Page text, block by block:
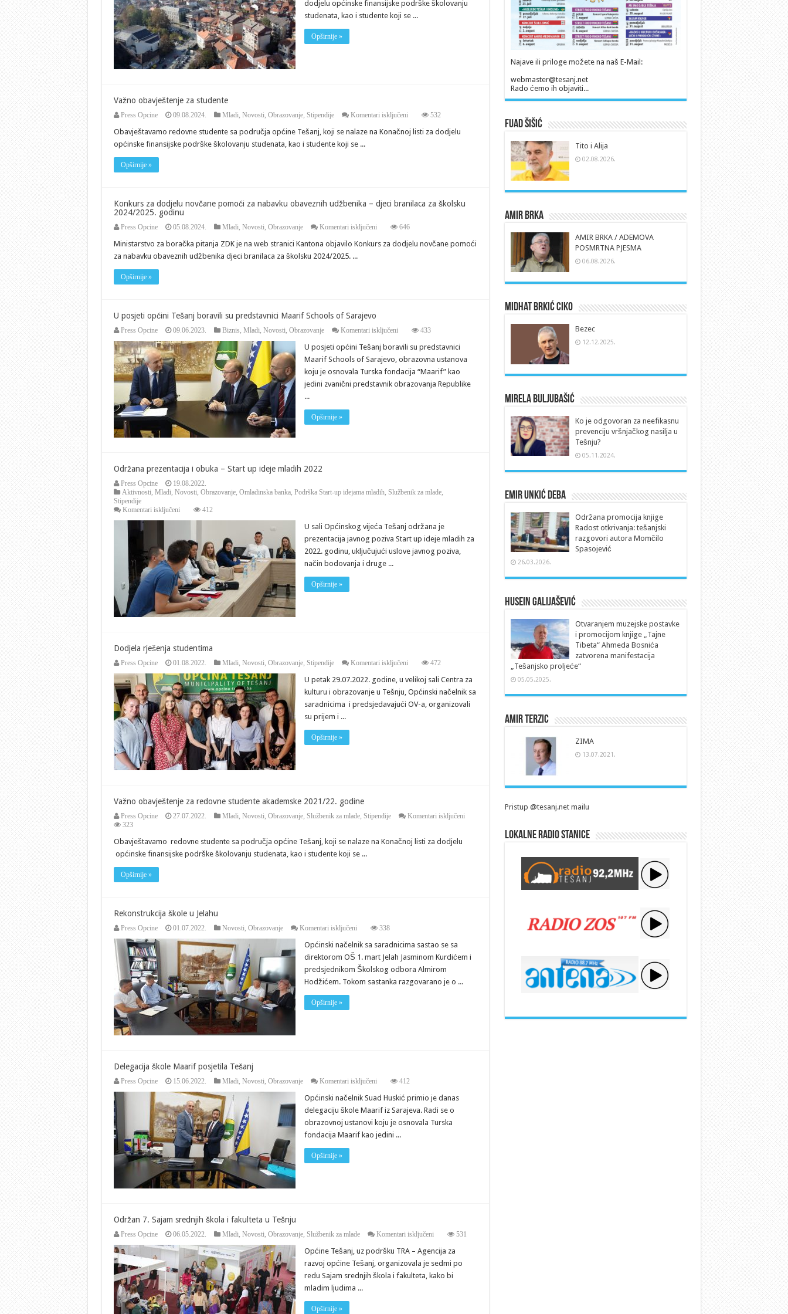
studente
dodjelu općinske finansijske podrške školovanju
studenata, kao i studente koji se ...
Opširnije »
Važno obavještenje za studente
Press Opcine 09.08.2024. Mladi, Novosti, Obrazovanje, Stipendije Komentari isključeniza
obavještenje
532
Obavještavamo redovne studente sa područja općine Tešanj, koji se nalaze na Konačnoj listi za dodjelu
općinske finansijske podrške školovanju studenata, kao i studente koji se ...
Opširnije »
Konkurs za dodjelu novčane pomoći za nabavku obaveznih udžbenika – djeci branilaca za školsku
2024/2025. godinu
Press Opcine 05.08.2024. Mladi, Novosti, Obrazovanje Komentari isključeniza
za
branilaca
školsku
2024/2025.
godinu
646
Ministarstvo za boračka pitanja ZDK je na web stranici Kantona objavilo Konkurs za dodjelu novčane pomoći
za nabavku obaveznih udžbenika djeci branilaca za školsku 2024/2025. ...
Opširnije »
U posjeti općini Tešanj boravili su predstavnici Maarif Schools of Sarajevo
Press Opcine 09.06.2023. Biznis, Mladi, Novosti, Obrazovanje Komentari isključeniza
posjeti
općini
boravili
su
433
U posjeti općini Tešanj boravili su predstavnici
Maarif Schools of Sarajevo, obrazovna ustanova
koju je osnovala Turska fondacija “Maarif” kao
jedini zvanični predstavnik obrazovanja Republike
...
Opširnije »
Održana prezentacija i obuka – Start up ideje mladih 2022
Press Opcine
19.08.2022.
Aktivnosti, Mladi, Novosti, Obrazovanje, Omladinska banka, Podrška Start-up idejama mladih, Službenik za mlade,
Stipendije
Komentari isključeniza
obuka
Start
up
ideje
mladih
2022
412
U sali Općinskog vijeća Tešanj održana je
prezentacija javnog poziva Start up ideje mladih za
2022. godinu, uključujući uslove javnog poziva,
način bodovanja i druge ...
Opširnije »
Dodjela rješenja studentima
Press Opcine 01.08.2022. Mladi, Novosti, Obrazovanje, Stipendije Komentari isključeniza
rješenja
studentima
472
U petak 29.07.2022. godine, u velikoj sali Centra za
kulturu i obrazovanje u Tešnju, Općinski načelnik sa
saradnicima i predsjedavajući OV-a, organizovali
su prijem i ...
Opširnije »
Važno obavještenje za redovne studente akademske 2021/22. godine
Press Opcine 27.07.2022. Mladi, Novosti, Obrazovanje, Službenik za mlade, Stipendije Komentari isključeniza
323
Obavještavamo redovne studente sa područja općine Tešanj, koji se nalaze na Konačnoj listi za dodjelu
općinske finansijske podrške školovanju studenata, kao i studente koji se ...
Opširnije »
Rekonstrukcija škole u Jelahu
Press Opcine 01.07.2022. Novosti, Obrazovanje Komentari isključeniza
škole
u
Jelahu
338
Općinski načelnik sa saradnicima sastao se sa
direktorom OŠ 1. mart Jelah Jasminom Kurdićem i
predsjednikom Školskog odbora Almirom
Hodžićem. Tokom sastanka razgovarano je o ...
Opširnije »
Delegacija škole Maarif posjetila Tešanj
Press Opcine 15.06.2022. Mladi, Novosti, Obrazovanje Komentari isključeniza
škole
Maarif
Tešanj
412
Općinski načelnik Suad Huskić primio je danas
delegaciju škole Maarif iz Sarajeva. Radi se o
obrazovnoj ustanovi koju je osnovala Turska
fondacija Maarif kao jedini ...
Opširnije »
Održan 7. Sajam srednjih škola i fakulteta u Tešnju
Press Opcine 06.05.2022. Mladi, Novosti, Obrazovanje, Službenik za mlade Komentari isključeniza
7.
Sajam
srednjih
škola
531
Općine Tešanj, uz podršku TRA – Agencija za
razvoj općine Tešanj, organizovala je sedmi po
redu Sajam srednjih škola i fakulteta, kako bi
mladim ljudima ...
Opširnije »
Najave ili priloge možete na naš E-Mail:
webmaster@tesanj.net
Rado ćemo ih objaviti...
Fuad Šišić
Tito i Alija
02.08.2026.
Amir Brka
AMIR BRKA / ADEMOVA
POSMRTNA PJESMA
06.08.2026.
Midhat Brkić Ciko
Bezec
12.12.2025.
Mirela Buljubašić
Ko je odgovoran za neefikasnu
prevenciju vršnjačkog nasilja u
Tešnju?
05.11.2024.
Emir Unkić Deba
Održana promocija knjige
Radost otkrivanja: tešanjski
razgovori autora Momčilo
Spasojević
26.03.2026.
Husein Galijašević
Otvaranjem muzejske postavke
i promocijom knjige „Tajne
Tibeta“ Ahmeda Bosnića
zatvorena manifestacija
„Tešanjsko proljeće“
05.05.2025.
Amir Terzic
ZIMA
13.07.2021.
Pristup @tesanj.net mailu
Lokalne radio stanice